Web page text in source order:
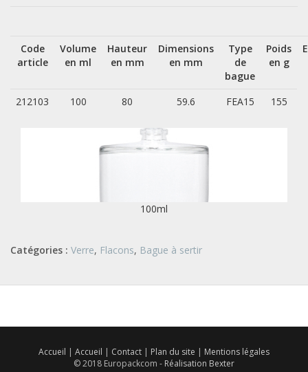
Code
article
Volume
en ml
Hauteur
en mm
Dimensions
en mm
Type
de
bague
Poids
en g
212103 100 80 59.6 FEA15 155
100ml
Catégories : Verre, Flacons, Bague à sertir
Accueil | Accueil | Contact | Plan du site | Mentions légales
© 2018 Europackcom - Réalisation Bexter